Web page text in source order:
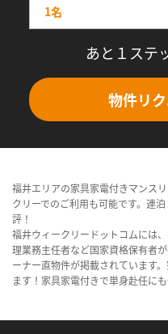
あと１ステ
物件リ
福井エリアの家具家電付きマンス
クリーでのご利用も可能です。連
評！
福井ウィークリードットコムには
理業務主任者など国家資格保有者
ーナー直物件が掲載されています
ます！家具家電付きで単身赴任にも